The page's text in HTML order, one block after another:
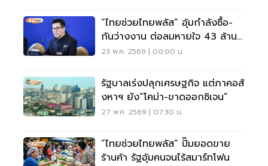
“ไทยช่วยไทยพลัส” อุ้มกำลังซื้อ-
กันว่างงาน ต่อลมหายใจ 43 ล้าน
คน
23 พ.ค. 2569 | 00:00 น.
รัฐบาลเร่งปลุกเศรษฐกิจ แต่ภาคอสั
งหาฯ ยัง“โคม่า-ขาดออกซิเจน”
27 พ.ค. 2569 | 07:30 น.
“ไทยช่วยไทยพลัส” ปั๊มยอดขาย
ร้านค้า รัฐอุ้มคนจนไร้สมาร์ทโฟน